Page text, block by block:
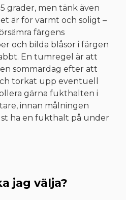
grader, men tänk även
är för varmt och soligt –
färgens
och bilda blåsor i färgen
En tumregel är att
sommardag efter att
torkat upp eventuell
gärna fukthalten i
innan målningen
ha en fukthalt på under
jag välja?